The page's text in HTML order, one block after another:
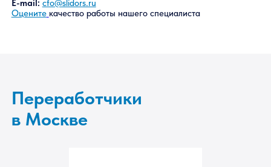
Контактное лицо:Максим
Телефон/факс:+7 (495) 720-66-33
Переработчики